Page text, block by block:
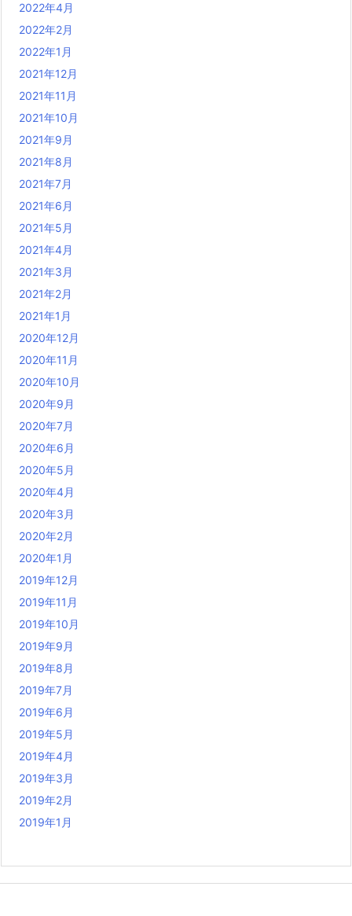
2022年4月
2022年2月
2022年1月
2021年12月
2021年11月
2021年10月
2021年9月
2021年8月
2021年7月
2021年6月
2021年5月
2021年4月
2021年3月
2021年2月
2021年1月
2020年12月
2020年11月
2020年10月
2020年9月
2020年7月
2020年6月
2020年5月
2020年4月
2020年3月
2020年2月
2020年1月
2019年12月
2019年11月
2019年10月
2019年9月
2019年8月
2019年7月
2019年6月
2019年5月
2019年4月
2019年3月
2019年2月
2019年1月